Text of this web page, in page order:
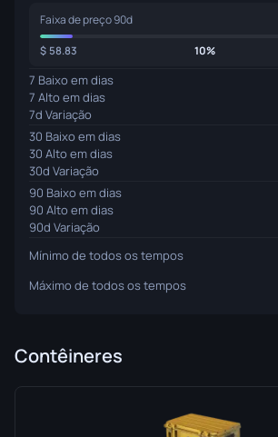
Faixa de preço 90d
58.83 10%
7 Baixo em dias
7 Alto em dias
7d Variação
30 Baixo em dias
30 Alto em dias
30d Variação
90 Baixo em dias
90 Alto em dias
90d Variação
Mínimo de todos os tempos
Máximo de todos os tempos
Contêineres